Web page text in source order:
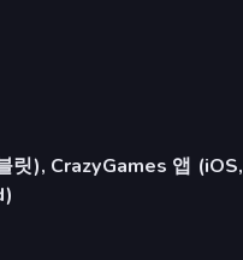
릿), CrazyGames 앱 (iOS,